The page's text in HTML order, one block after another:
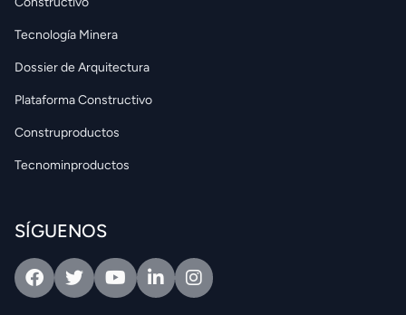
Tecnología Minera
Dossier de Arquitectura
Plataforma Constructivo
Construproductos
Tecnominproductos
SÍGUENOS
FacebookTwitterYoutubeLinkedinIntagram